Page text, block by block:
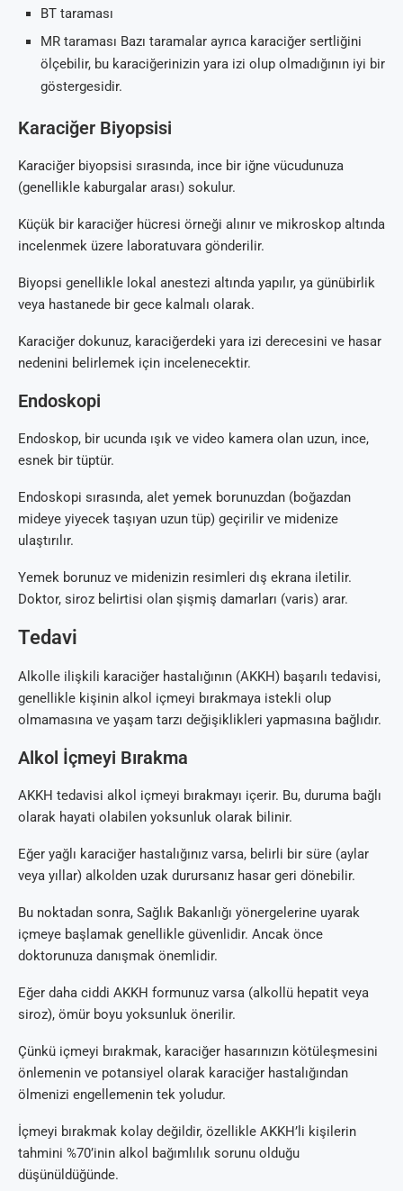
BT taraması
MR taraması Bazı taramalar ayrıca karaciğer sertliğini
ölçebilir, bu karaciğerinizin yara izi olup olmadığının iyi bir
göstergesidir.
Karaciğer Biyopsisi
Karaciğer biyopsisi sırasında, ince bir iğne vücudunuza
(genellikle kaburgalar arası) sokulur.
Küçük bir karaciğer hücresi örneği alınır ve mikroskop altında
incelenmek üzere laboratuvara gönderilir.
Biyopsi genellikle lokal anestezi altında yapılır, ya günübirlik
veya hastanede bir gece kalmalı olarak.
Karaciğer dokunuz, karaciğerdeki yara izi derecesini ve hasar
nedenini belirlemek için incelenecektir.
Endoskopi
Endoskop, bir ucunda ışık ve video kamera olan uzun, ince,
esnek bir tüptür.
Endoskopi sırasında, alet yemek borunuzdan (boğazdan
mideye yiyecek taşıyan uzun tüp) geçirilir ve midenize
ulaştırılır.
Yemek borunuz ve midenizin resimleri dış ekrana iletilir.
Doktor, siroz belirtisi olan şişmiş damarları (varis) arar.
Tedavi
Alkolle ilişkili karaciğer hastalığının (AKKH) başarılı tedavisi,
genellikle kişinin alkol içmeyi bırakmaya istekli olup
olmamasına ve yaşam tarzı değişiklikleri yapmasına bağlıdır.
Alkol İçmeyi Bırakma
AKKH tedavisi alkol içmeyi bırakmayı içerir. Bu, duruma bağlı
olarak hayati olabilen yoksunluk olarak bilinir.
Eğer yağlı karaciğer hastalığınız varsa, belirli bir süre (aylar
veya yıllar) alkolden uzak durursanız hasar geri dönebilir.
Bu noktadan sonra, Sağlık Bakanlığı yönergelerine uyarak
içmeye başlamak genellikle güvenlidir. Ancak önce
doktorunuza danışmak önemlidir.
Eğer daha ciddi AKKH formunuz varsa (alkollü hepatit veya
siroz), ömür boyu yoksunluk önerilir.
Çünkü içmeyi bırakmak, karaciğer hasarınızın kötüleşmesini
önlemenin ve potansiyel olarak karaciğer hastalığından
ölmenizi engellemenin tek yoludur.
İçmeyi bırakmak kolay değildir, özellikle AKKH’li kişilerin
tahmini %70’inin alkol bağımlılık sorunu olduğu
düşünüldüğünde.